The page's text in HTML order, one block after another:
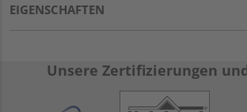
EIGENSCHAFTEN
Unsere Zertifizierungen